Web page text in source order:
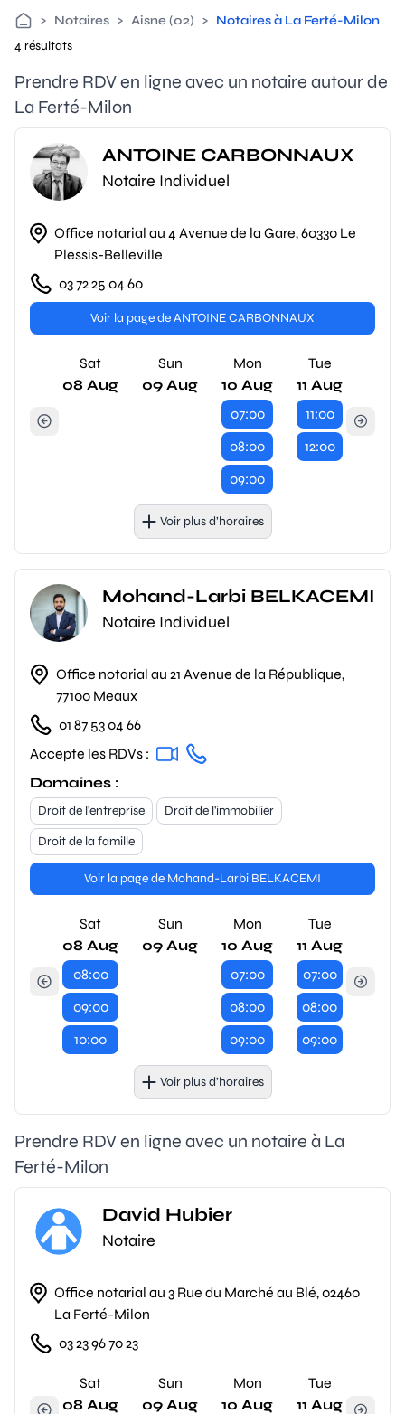
> Notaires > Aisne (02) > Notaires à La Ferté-Milon
4 résultats
Prendre RDV en ligne avec un notaire autour de
La Ferté-Milon
ANTOINE CARBONNAUX
Notaire Individuel
Office notarial au 4 Avenue de la Gare, 60330 Le
Plessis-Belleville
03 72 25 04 60
Voir la page de ANTOINE CARBONNAUX
Sat
08 Aug
Sun
09 Aug
Mon
10 Aug
07:00
08:00
09:00
Tue
11 Aug
11:00
12:00
Voir plus d’horaires
Mohand-Larbi BELKACEMI
Notaire Individuel
Office notarial au 21 Avenue de la République,
77100 Meaux
01 87 53 04 66
Accepte les RDVs :
Domaines :
Droit de l'entreprise
Droit de l'immobilier
Droit de la famille
Voir la page de Mohand-Larbi BELKACEMI
Sat
08 Aug
08:00
09:00
10:00
Sun
09 Aug
Mon
10 Aug
07:00
08:00
09:00
Tue
11 Aug
07:00
08:00
09:00
Voir plus d’horaires
Prendre RDV en ligne avec un notaire à La
Ferté-Milon
David Hubier
Notaire
Office notarial au 3 Rue du Marché au Blé, 02460
La Ferté-Milon
03 23 96 70 23
Sat
08 Aug
Sun
09 Aug
Mon
10 Aug
Tue
11 Aug